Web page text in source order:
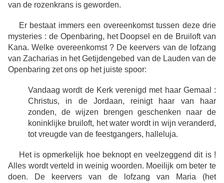
van de rozenkrans is geworden.
Er bestaat immers een overeenkomst tussen deze drie
mysteries : de Openbaring, het Doopsel en de Bruiloft van
Kana. Welke overeenkomst ? De keervers van de lofzang
van Zacharias in het Getijdengebed van de Lauden van de
Openbaring zet ons op het juiste spoor:
Vandaag wordt de Kerk verenigd met haar Gemaal :
Christus, in de Jordaan, reinigt haar van haar
zonden, de wijzen brengen geschenken naar de
koninklijke bruiloft, het water wordt in wijn veranderd,
tot vreugde van de feestgangers, halleluja.
Het is opmerkelijk hoe beknopt en veelzeggend dit is !
Alles wordt verteld in weinig woorden. Moeilijk om beter te
doen. De keervers van de lofzang van Maria (het